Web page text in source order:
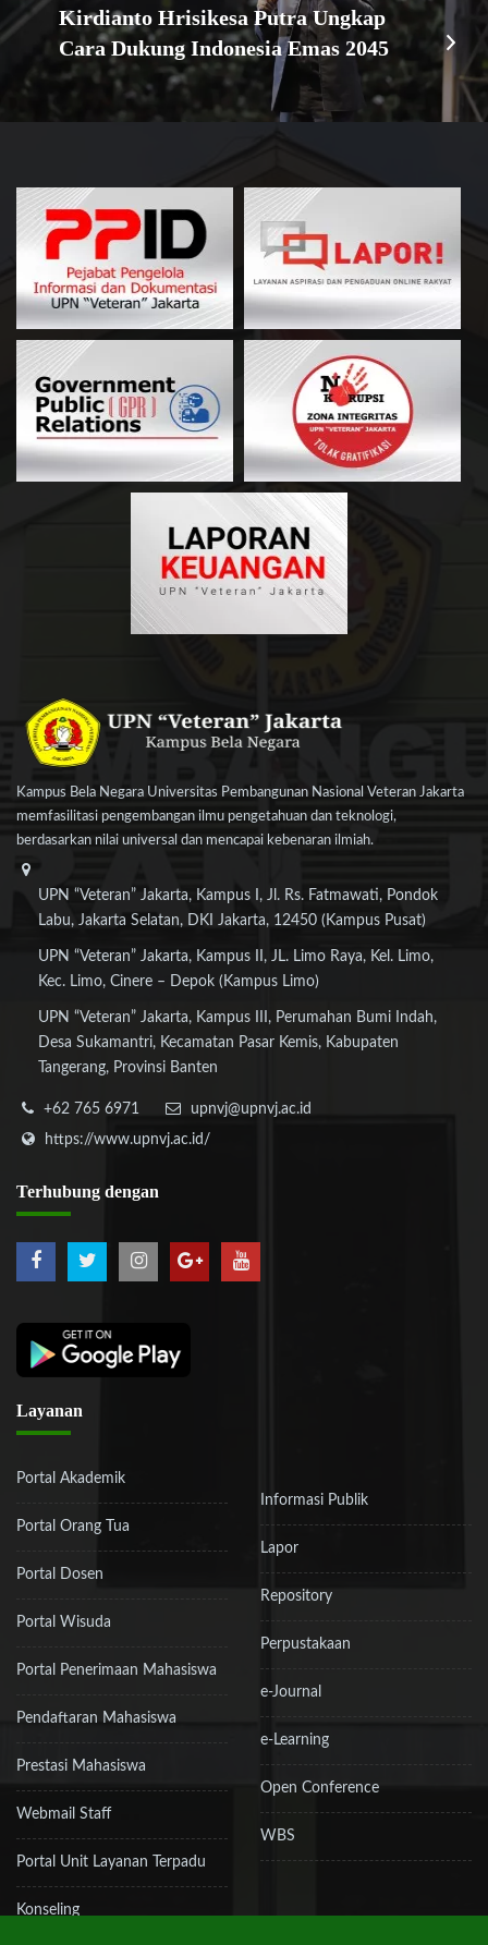
Kirdianto Hrisikesa Putra Ungkap
Cara Dukung Indonesia Emas 2045
Kampus Bela Negara Universitas Pembangunan Nasional Veteran Jakarta
memfasilitasi pengembangan ilmu pengetahuan dan teknologi,
berdasarkan nilai universal dan mencapai kebenaran ilmiah.
UPN “Veteran” Jakarta, Kampus I, Jl. Rs. Fatmawati, Pondok
Labu, Jakarta Selatan, DKI Jakarta, 12450 (Kampus Pusat)
UPN “Veteran” Jakarta, Kampus II, JL. Limo Raya, Kel. Limo,
Kec. Limo, Cinere – Depok (Kampus Limo)
UPN “Veteran” Jakarta, Kampus III, Perumahan Bumi Indah,
Desa Sukamantri, Kecamatan Pasar Kemis, Kabupaten
Tangerang, Provinsi Banten
+62 765 6971
upnvj@upnvj.ac.id
https://www.upnvj.ac.id/
Terhubung dengan
Layanan
Portal Akademik
Portal Orang Tua
Portal Dosen
Portal Wisuda
Portal Penerimaan Mahasiswa
Pendaftaran Mahasiswa
Prestasi Mahasiswa
Webmail Staff
Portal Unit Layanan Terpadu
Konseling
Informasi Publik
Lapor
Repository
Perpustakaan
e-Journal
e-Learning
Open Conference
WBS